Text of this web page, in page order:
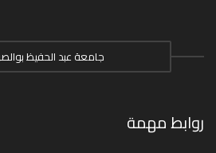
جامعة عبد الحفيظ
روابط مهمة